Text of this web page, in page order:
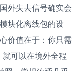
外失去信号确实会
块化离线包的设
价值在于：你只需
可以在境外全程